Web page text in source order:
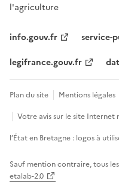
l'agriculture
info.gouv.fr
service-
legifrance.gouv.fr
Plan du site Mentions légales
Votre avis sur le site Internet
l’État en Bretagne : logos à
Sauf mention contraire, tous
etalab-2.0